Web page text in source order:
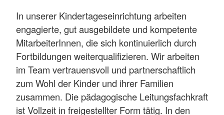
In unserer Kindertageseinrichtung arbeiten
engagierte, gut ausgebildete und kompetente
MitarbeiterInnen, die sich kontinuierlich durch
Fortbildungen weiterqualifizieren. Wir arbeiten
im Team vertrauensvoll und partnerschaftlich
zum Wohl der Kinder und ihrer Familien
zusammen. Die pädagogische Leitungsfachkraft
ist Vollzeit in freigestellter Form tätig. In den